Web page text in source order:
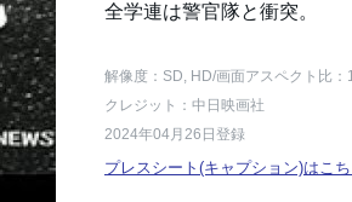
全学連は警官隊と衝突。
解像度：SD, HD/画面アスペクト比：
クレジット：中日映画社
2024年04月26日登録
プレスシート(キャプション)はこち